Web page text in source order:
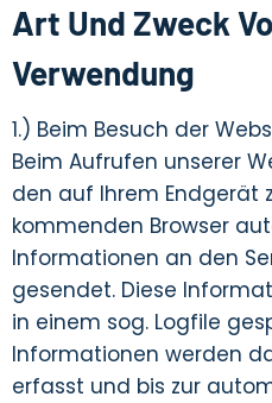
Art Und Zweck
Verwendung
1.) Beim Besuch der
Beim Aufrufen unserer
den auf Ihrem Endgerät
kommenden Browser
Informationen an den
gesendet. Diese
in einem sog. Logfile
Informationen werden
erfasst und bis zur